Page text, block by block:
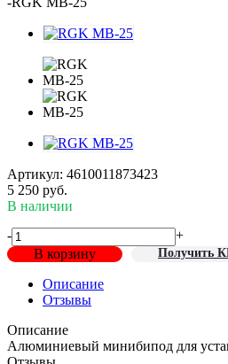
Артикул: 4610011873423
5 250 руб.
В наличии
-
+
В корзину
Получить
Описание
Отзывы
Описание
Алюминиевый минибипод для